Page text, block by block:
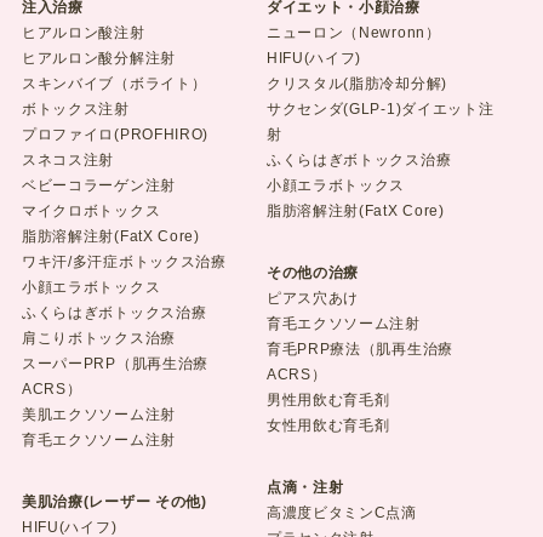
注入治療
ヒアルロン酸注射
ヒアルロン酸分解注射
スキンバイブ（ボライト）
ボトックス注射
プロファイロ(PROFHIRO)
スネコス注射
ベビーコラーゲン注射
マイクロボトックス
脂肪溶解注射(FatX Core)
ワキ汗/多汗症ボトックス治療
小顔エラボトックス
ふくらはぎボトックス治療
肩こりボトックス治療
スーパーPRP（肌再生治療
ACRS）
美肌エクソソーム注射
育毛エクソソーム注射
美肌治療(レーザー その他)
HIFU(ハイフ)
ダイエット・小顔治療
ニューロン（Newronn）
HIFU(ハイフ)
クリスタル(脂肪冷却分解)
サクセンダ(GLP-1)ダイエット注
射
ふくらはぎボトックス治療
小顔エラボトックス
脂肪溶解注射(FatX Core)
その他の治療
ピアス穴あけ
育毛エクソソーム注射
育毛PRP療法（肌再生治療
ACRS）
男性用飲む育毛剤
女性用飲む育毛剤
点滴・注射
高濃度ビタミンC点滴